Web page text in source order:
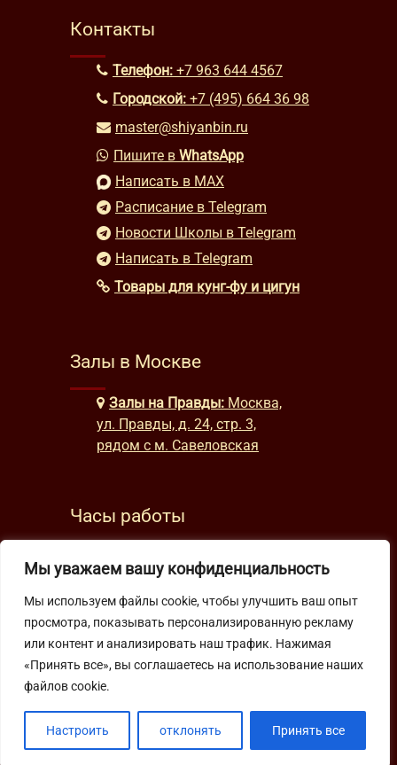
Мы уважаем вашу конфиденциальность
Мы используем файлы cookie, чтобы улучшить ваш опыт
просмотра, показывать персонализированную рекламу
или контент и анализировать наш трафик. Нажимая
«Принять все», вы соглашаетесь на использование наших
файлов cookie.
Настроить отклонять Принять все
Контакты
Телефон: +7 963 644 4567
Городской: +7 (495) 664 36 98
master@shiyanbin.ru
Пишите в WhatsApp
Написать в MAX
Расписание в Telegram
Новости Школы в Telegram
Написать в Telegram
Товары для кунг-фу и цигун
Залы в Москве
Залы на Правды: Москва,
ул. Правды, д. 24, стр. 3,
рядом с м. Савеловская
Часы работы
выходные: с 10:00 до 19:30
Подпишитесь на нашу рассылку